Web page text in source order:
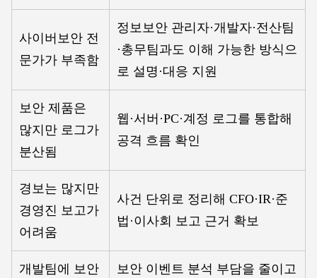
사이버보안 전
문가가 부족함
정보보안 관리자·개발자·전산팀
·총무팀과도 이해 가능한 방식으
로 설명·대응 지원
보안 제품은
많지만 로그가
분산됨
웹·서버·PC·계정 로그를 통합해
공격 흐름 확인
경보는 많지만
경영진 보고가
어려움
사건 단위로 정리해 CFO·IR·준
법·이사회 보고 근거 확보
개발팀에 보안
보안 이벤트 분석 부담을 줄이고